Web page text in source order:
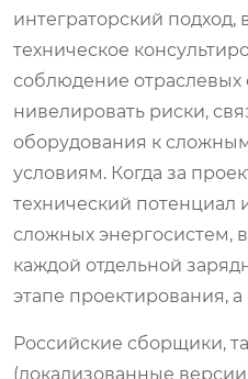
интеграторский
техническое
соблюдение отраслевых
нивелировать риски,
оборудования к
условиям. Когда за
технический потенциал
сложных энергосистем,
каждой отдельной
этапе проектирования,
Российские сборщики,
(локализованные